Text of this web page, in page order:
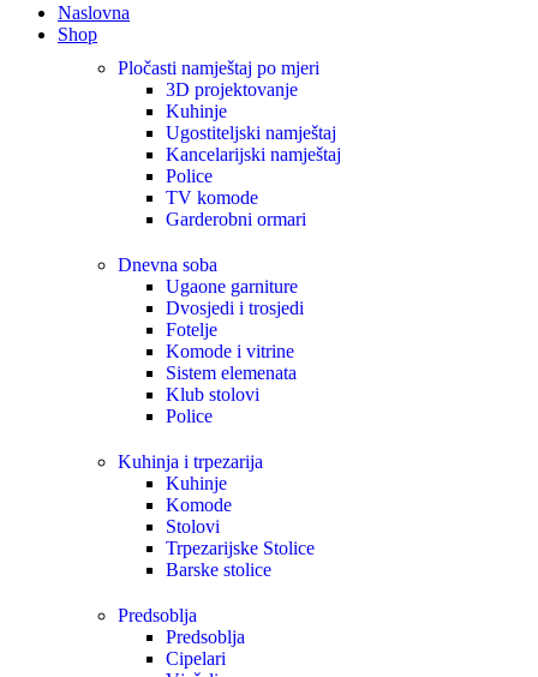
Naslovna
Shop
Pločasti namještaj po mjeri
3D projektovanje
Kuhinje
Ugostiteljski namještaj
Kancelarijski namještaj
Police
TV komode
Garderobni ormari
Dnevna soba
Ugaone garniture
Dvosjedi i trosjedi
Fotelje
Komode i vitrine
Sistem elemenata
Klub stolovi
Police
Kuhinja i trpezarija
Kuhinje
Komode
Stolovi
Trpezarijske Stolice
Barske stolice
Predsoblja
Predsoblja
Cipelari